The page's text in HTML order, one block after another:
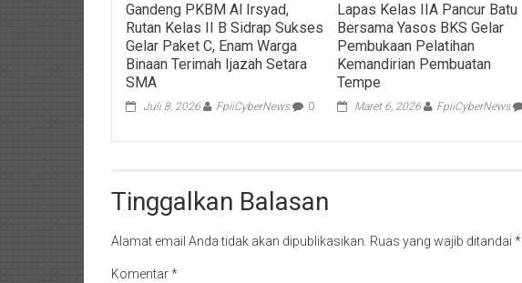
Gandeng PKBM Al Irsyad,
Rutan Kelas II B Sidrap Sukses
Gelar Paket C, Enam Warga
Binaan Terimah Ijazah Setara
SMA
Juli 8, 2026 FpiiCyberNews 0
Lapas Kelas IIA Pancur Batu
Bersama Yasos BKS Gelar
Pembukaan Pelatihan
Kemandirian Pembuatan
Tempe
Maret 6, 2026 FpiiCyberNews
Tinggalkan Balasan
Alamat email Anda tidak akan dipublikasikan. Ruas yang wajib ditandai *
Komentar*